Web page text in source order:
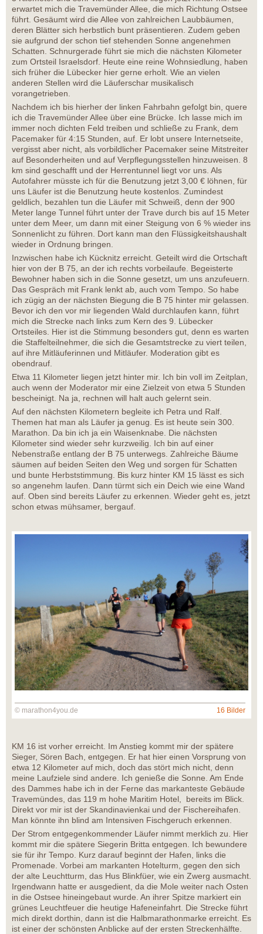
erwartet mich die Travemünder Allee, die mich Richtung Ostsee
führt. Gesäumt wird die Allee von zahlreichen Laubbäumen,
deren Blätter sich herbstlich bunt präsentieren. Zudem geben
sie aufgrund der schon tief stehenden Sonne angenehmen
Schatten. Schnurgerade führt sie mich die nächsten Kilometer
zum Ortsteil Israelsdorf. Heute eine reine Wohnsiedlung, haben
sich früher die Lübecker hier gerne erholt. Wie an vielen
anderen Stellen wird die Läuferschar musikalisch
vorangetrieben.
Nachdem ich bis hierher der linken Fahrbahn gefolgt bin, quere
ich die Travemünder Allee über eine Brücke. Ich lasse mich im
immer noch dichten Feld treiben und schließe zu Frank, dem
Pacemaker für 4:15 Stunden, auf. Er lobt unsere Internetseite,
vergisst aber nicht, als vorbildlicher Pacemaker seine Mitstreiter
auf Besonderheiten und auf Verpflegungsstellen hinzuweisen. 8
km sind geschafft und der Herrentunnel liegt vor uns. Als
Autofahrer müsste ich für die Benutzung jetzt 3,00 € löhnen, für
uns Läufer ist die Benutzung heute kostenlos. Zumindest
geldlich, bezahlen tun die Läufer mit Schweiß, denn der 900
Meter lange Tunnel führt unter der Trave durch bis auf 15 Meter
unter dem Meer, um dann mit einer Steigung von 6 % wieder ins
Sonnenlicht zu führen. Dort kann man den Flüssigkeitshaushalt
wieder in Ordnung bringen.
Inzwischen habe ich Kücknitz erreicht. Geteilt wird die Ortschaft
hier von der B 75, an der ich rechts vorbeilaufe. Begeisterte
Bewohner haben sich in die Sonne gesetzt, um uns anzufeuern.
Das Gespräch mit Frank lenkt ab, auch vom Tempo. So habe
ich zügig an der nächsten Biegung die B 75 hinter mir gelassen.
Bevor ich den vor mir liegenden Wald durchlaufen kann, führt
mich die Strecke nach links zum Kern des 9. Lübecker
Ortsteiles. Hier ist die Stimmung besonders gut, denn es warten
die Staffelteilnehmer, die sich die Gesamtstrecke zu viert teilen,
auf ihre Mitläuferinnen und Mitläufer. Moderation gibt es
obendrauf.
Etwa 11 Kilometer liegen jetzt hinter mir. Ich bin voll im Zeitplan,
auch wenn der Moderator mir eine Zielzeit von etwa 5 Stunden
bescheinigt. Na ja, rechnen will halt auch gelernt sein.
Auf den nächsten Kilometern begleite ich Petra und Ralf.
Themen hat man als Läufer ja genug. Es ist heute sein 300.
Marathon. Da bin ich ja ein Waisenknabe. Die nächsten
Kilometer sind wieder sehr kurzweilig. Ich bin auf einer
Nebenstraße entlang der B 75 unterwegs. Zahlreiche Bäume
säumen auf beiden Seiten den Weg und sorgen für Schatten
und bunte Herbststimmung. Bis kurz hinter KM 15 lässt es sich
so angenehm laufen. Dann türmt sich ein Deich wie eine Wand
auf. Oben sind bereits Läufer zu erkennen. Wieder geht es, jetzt
schon etwas mühsamer, bergauf.
© marathon4you.de 16 Bilder
KM 16 ist vorher erreicht. Im Anstieg kommt mir der spätere
Sieger, Sören Bach, entgegen. Er hat hier einen Vorsprung von
etwa 12 Kilometer auf mich, doch das stört mich nicht, denn
meine Laufziele sind andere. Ich genieße die Sonne. Am Ende
des Dammes habe ich in der Ferne das markanteste Gebäude
Travemündes, das 119 m hohe Maritim Hotel, bereits im Blick.
Direkt vor mir ist der Skandinavienkai und der Fischereihafen.
Man könnte ihn blind am Intensiven Fischgeruch erkennen.
Der Strom entgegenkommender Läufer nimmt merklich zu. Hier
kommt mir die spätere Siegerin Britta entgegen. Ich bewundere
sie für ihr Tempo. Kurz darauf beginnt der Hafen, links die
Promenade. Vorbei am markanten Hotelturm, gegen den sich
der alte Leuchtturm, das Hus Blinkfüer, wie ein Zwerg ausmacht.
Irgendwann hatte er ausgedient, da die Mole weiter nach Osten
in die Ostsee hineingebaut wurde. An ihrer Spitze markiert ein
grünes Leuchtfeuer die heutige Hafeneinfahrt. Die Strecke führt
mich direkt dorthin, dann ist die Halbmarathonmarke erreicht. Es
ist einer der schönsten Anblicke auf der ersten Streckenhälfte.